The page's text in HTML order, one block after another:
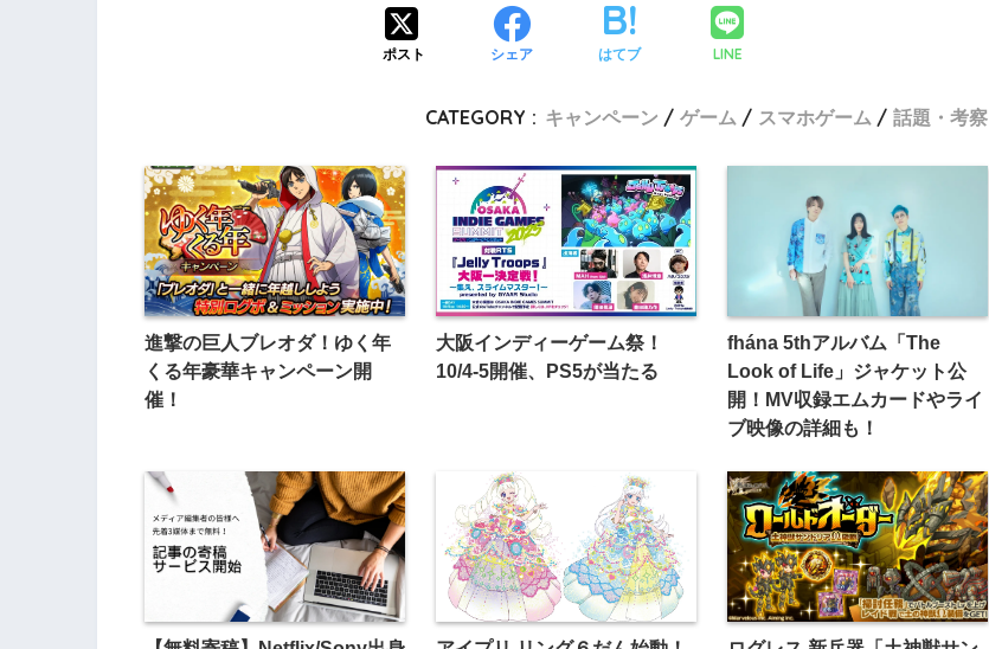
ポスト シェア はてブ LINE
CATEGORY : キャンペーン ゲーム スマホゲーム 話題・考察
進撃の巨人ブレオダ！ゆく年
くる年豪華キャンペーン開
催！
大阪インディーゲーム祭！
10/4-5開催、PS5が当たる
fhána 5thアルバム「The
Look of Life」ジャケット公
開！MV収録エムカードやライ
ブ映像の詳細も！